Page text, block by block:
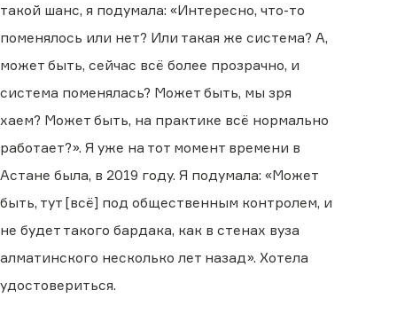
такой шанс, я подумала: «Интересно, что-то
поменялось или нет? Или такая же система? А,
может быть, сейчас всё более прозрачно, и
система поменялась? Может быть, мы зря
хаем? Может быть, на практике всё нормально
работает?». Я уже на тот момент времени в
Астане была, в 2019 году. Я подумала: «Может
быть, тут [всё] под общественным контролем, и
не будет такого бардака, как в стенах вуза
алматинского несколько лет назад». Хотела
удостовериться.